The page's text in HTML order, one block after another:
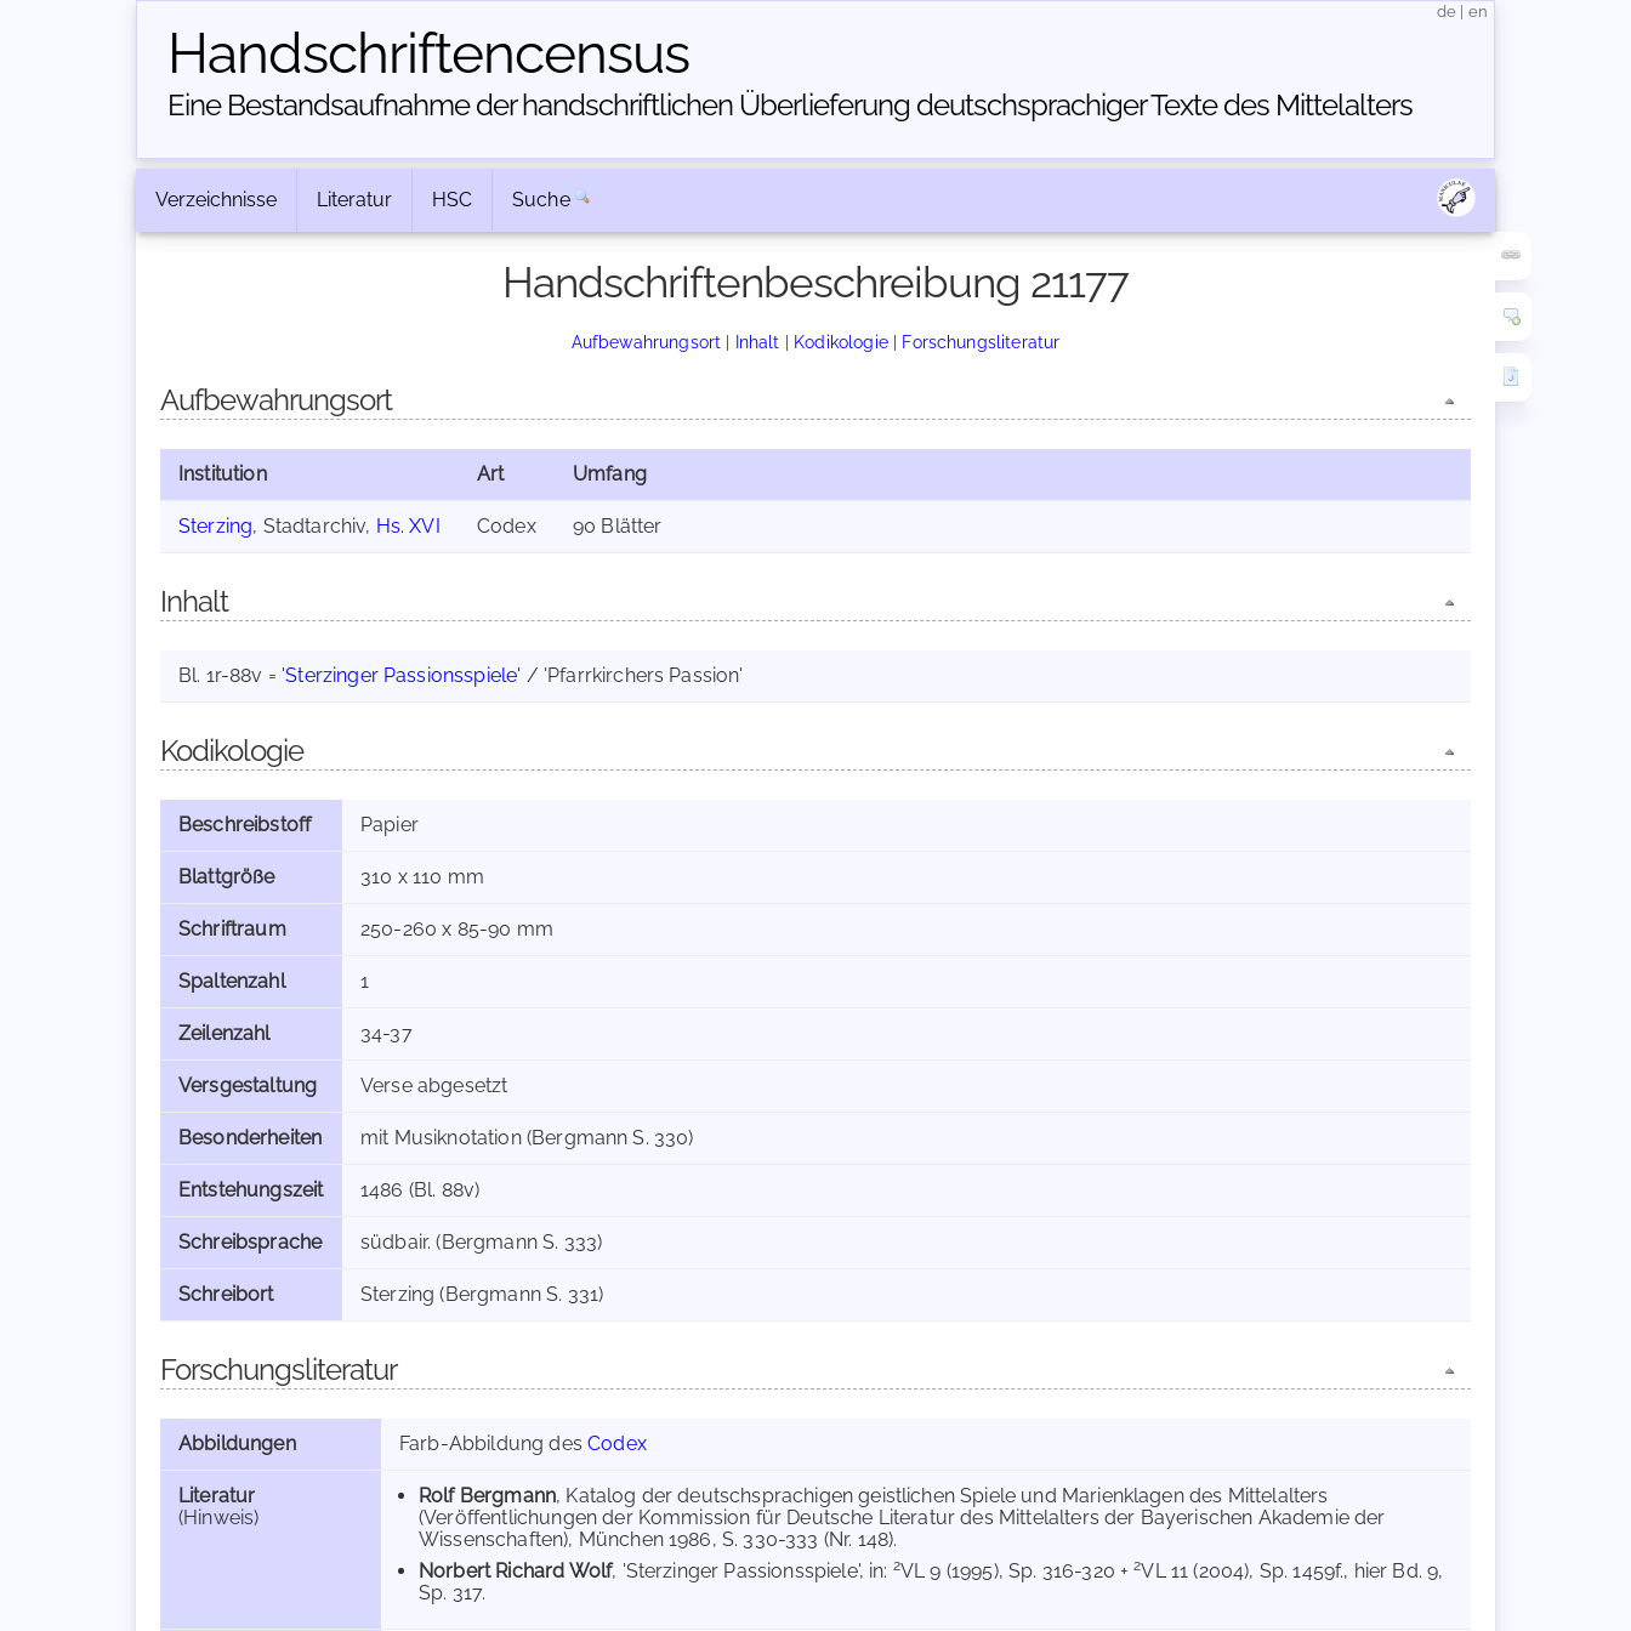
Handschriften­census
Eine Bestandsaufnahme der handschriftlichen Über­lieferung deutschsprachiger Texte des Mittelalters
de en
Verzeichnisse Literatur HSC Suche
Handschriftenbeschreibung 21177
Aufbewahrungsort | Inhalt | Kodikologie| Forschungsliteratur
Aufbewahrungsort
Institution Art Umfang
Sterzing, Stadtarchiv, Hs. XVI Codex 90 Blätter
Inhalt
Bl. 1r-88v = 'Sterzinger Passionsspiele' / 'Pfarrkirchers Passion'
Kodikologie
Beschreibstoff Papier
Blattgröße 310 x 110 mm
Schriftraum 250-260 x 85-90 mm
Spaltenzahl 1
Zeilenzahl 34-37
Versgestaltung Verse abgesetzt
Besonderheiten mit Musiknotation (Bergmann S. 330)
Entstehungszeit 1486 (Bl. 88v)
Schreibsprache südbair. (Bergmann S. 333)
Schreibort Sterzing (Bergmann S. 331)
Forschungsliteratur
Abbildungen Farb-Abbildung desCodex
Literatur
(Hinweis)
Rolf Bergmann, Katalog der deutschsprachigen geistlichen Spiele und Marienklagen des Mittelalters
(Veröffentlichungen der Kommission für Deutsche Literatur des Mittelalters der Bayerischen Akademie der
Wissenschaften), München 1986, S. 330-333 (Nr. 148).
Norbert Richard Wolf, 'Sterzinger Passionsspiele', in: 2VL 9 (1995), Sp. 316-320 +2VL 11 (2004), Sp. 1459f., hier Bd. 9,
Sp. 317.